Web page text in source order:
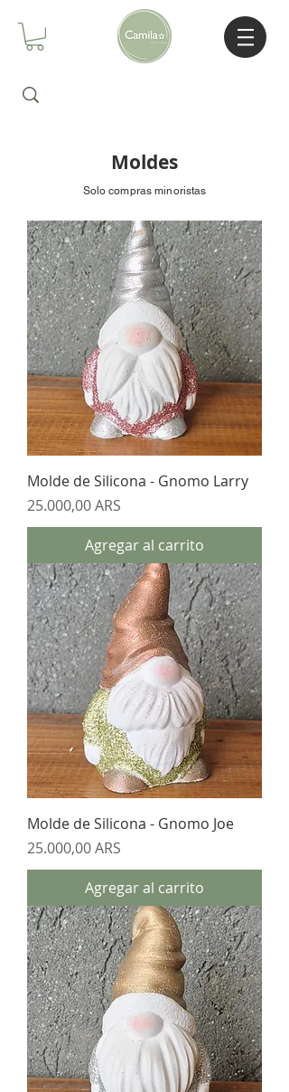
Moldes
Solo compras minoristas
Molde de Silicona - Gnomo Larry
Precio
25.000,00 ARS
Agregar al carrito
Molde de Silicona - Gnomo Joe
Precio
25.000,00 ARS
Agregar al carrito